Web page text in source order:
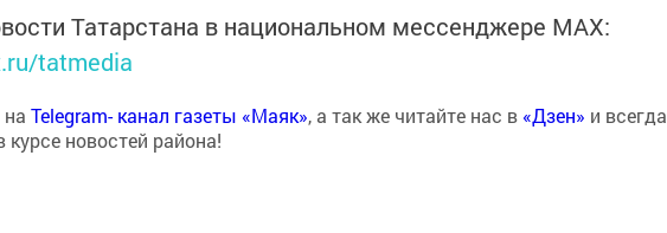
Татарстана в национальном мессенджере MАХ:
tatmedia
Telegram- канал газеты «Маяк», а так же читайте нас в «Дзен» и всегда
курсе новостей района!